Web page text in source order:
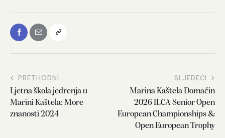
PRETHODNI
Ljetna škola jedrenja u
Marini Kaštela: More
znanosti 2024
SLJEDEĆI
Marina Kaštela Domaćin
2026 ILCA Senior Open
European Championships &
Open European Trophy